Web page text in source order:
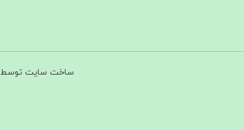
ساخت سایت توسط